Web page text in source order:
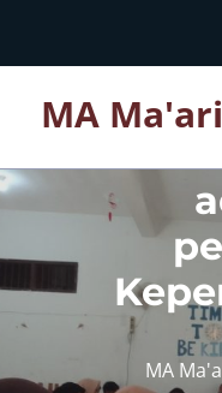
(PressMA
MA